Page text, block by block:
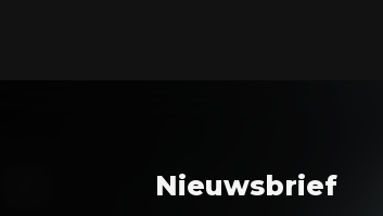
Nieuwsbrief